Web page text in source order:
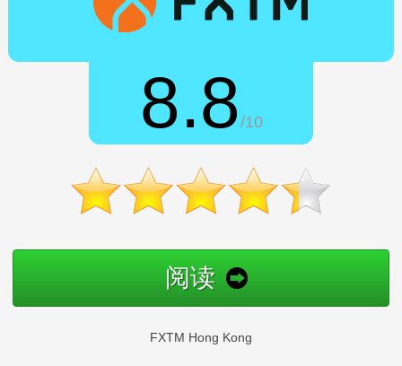
8.8 /10
阅读
FXTM Hong Kong